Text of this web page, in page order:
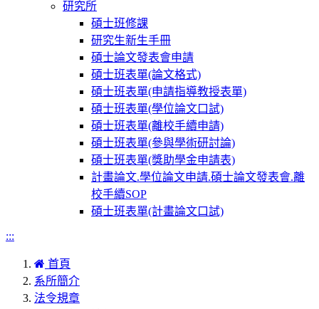
研究所
碩士班修課
研究生新生手冊
碩士論文發表會申請
碩士班表單(論文格式)
碩士班表單(申請指導教授表單)
碩士班表單(學位論文口試)
碩士班表單(離校手續申請)
碩士班表單(參與學術研討論)
碩士班表單(獎助學金申請表)
計畫論文.學位論文申請.碩士論文發表會.離
校手續SOP
碩士班表單(計畫論文口試)
:::
首頁
系所簡介
法令規章